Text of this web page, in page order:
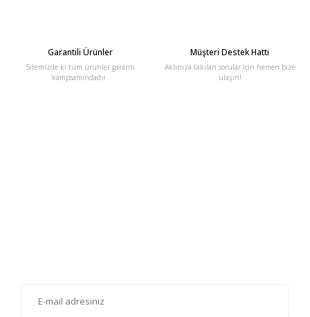
Garantili Ürünler
Sitemizde ki tüm ürünler garanti
kampsamındadır.
Müşteri Destek Hattı
Aklınıza takılan sorular için hemen bize
ulaşın!